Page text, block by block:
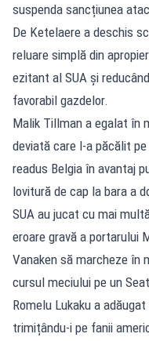
suspenda sancțiunea
De Ketelaere a deschis
reluare simplă din
ezitant al SUA și
favorabil gazdelor.
Malik Tillman a egalat în
deviată care l-a păcălit
readus Belgia în avantaj
lovitură de cap la bara a
SUA au jucat cu mai
eroare gravă a portarului
Vanaken să marcheze în
cursul meciului pe un
Romelu Lukaku a
trimițându-i pe fanii